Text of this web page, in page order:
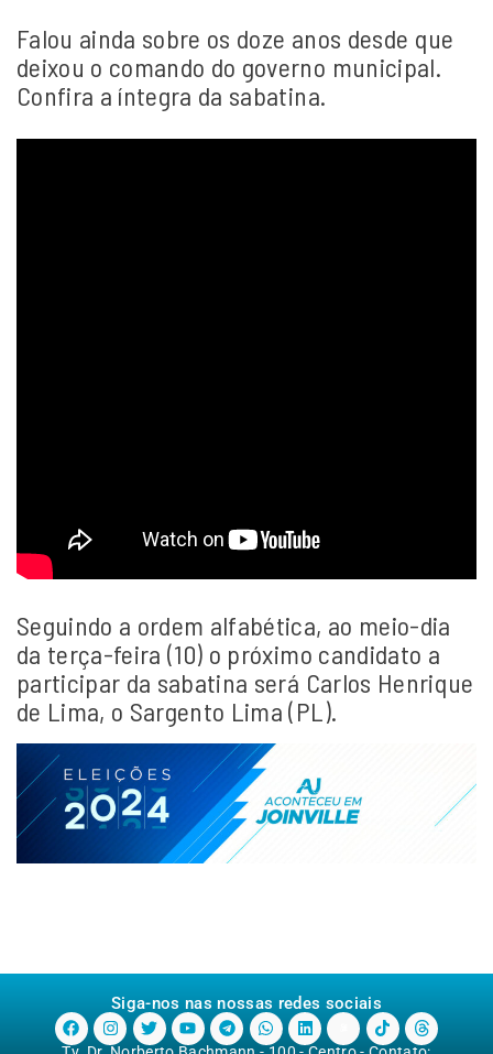
Falou ainda sobre os doze anos desde que
deixou o comando do governo municipal.
Confira a íntegra da sabatina.
Seguindo a ordem alfabética, ao meio-dia
da terça-feira (10) o próximo candidato a
participar da sabatina será Carlos Henrique
de Lima, o Sargento Lima (PL).
Siga-nos nas nossas redes sociais